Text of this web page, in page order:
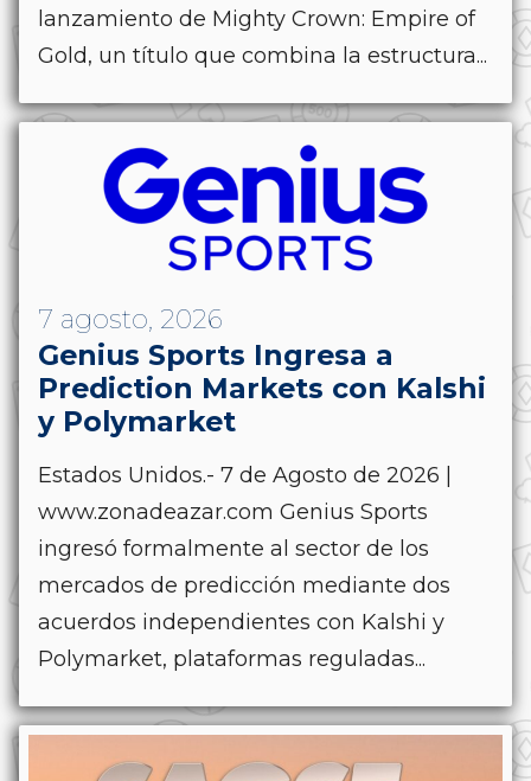
lanzamiento de Mighty Crown: Empire of
Gold, un título que combina la estructura...
7 agosto, 2026
Genius Sports Ingresa a
Prediction Markets con Kalshi
y Polymarket
Estados Unidos.- 7 de Agosto de 2026 |
www.zonadeazar.com Genius Sports
ingresó formalmente al sector de los
mercados de predicción mediante dos
acuerdos independientes con Kalshi y
Polymarket, plataformas reguladas...